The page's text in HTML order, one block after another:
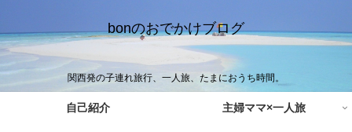
bonのおでかけブログ
関西発の子連れ旅行、一人旅、たまにおうち時間。
自己紹介 主婦ママ×一人旅